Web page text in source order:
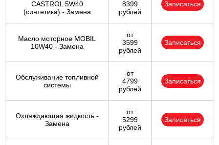
CASTROL 5W40
(синтетика) - Замена
8399
рублей
Записаться
Масло моторное MOBIL
10W40 - Замена
от
3599
рублей
Записаться
Обслуживание топливной
системы
от
4799
рублей
Записаться
Охлаждающая жидкость -
Замена
от
5299
рублей
Записаться